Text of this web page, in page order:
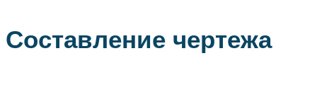
Составление чертежа